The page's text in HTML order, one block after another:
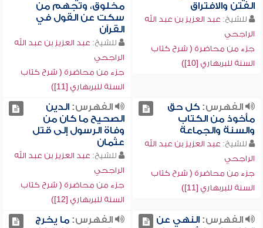
الفتن والافتراق
للشيخ: عبد العزيز بن عبد الله
الراجحي
جزء من محاضرة ( شرح كتاب
السنة للبربهاري [10])
مخلوق، وتجهم من
سكت عن القول في
القرآن
للشيخ: عبد العزيز بن عبد الله
الراجحي
جزء من محاضرة ( شرح كتاب
السنة للبربهاري [11])
الفهرس:كل حق
مأخوذ من الكتاب
والسنة والجماعة
للشيخ: عبد العزيز بن عبد الله
الراجحي
جزء من محاضرة ( شرح كتاب
السنة للبربهاري [11])
الفهرس:الدين
الصحيح ما كان من
وفاة الرسول إلى قتل
عثمان
للشيخ: عبد العزيز بن عبد الله
الراجحي
جزء من محاضرة ( شرح كتاب
السنة للبربهاري [12])
الفهرس:النهي عن
الفهرس:ما يخرج